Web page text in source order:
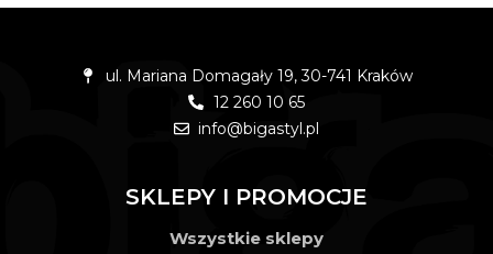
ul. Mariana Domagały 19, 30-741 Kraków
12 260 10 65
info@bigastyl.pl
SKLEPY I PROMOCJE
Wszystkie sklepy